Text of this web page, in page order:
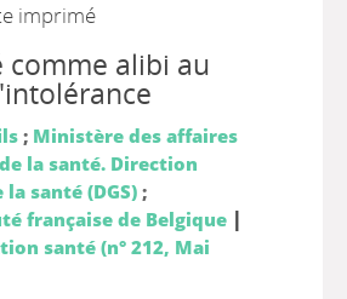
imprimé
comme alibi au
; Ministère des affaires
la santé. Direction
santé (DGS);
française de Belgique |
santé (n° 212, Mai